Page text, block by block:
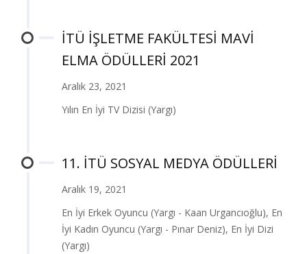
İTÜ İŞLETME FAKÜLTESİ MAVİ
ELMA ÖDÜLLERİ 2021
Aralık 23, 2021
Yılın En İyi TV Dizisi (Yargı)
11. İTÜ SOSYAL MEDYA ÖDÜLLERİ
Aralık 19, 2021
En İyi Erkek Oyuncu (Yargı - Kaan Urgancıoğlu), En
İyi Kadın Oyuncu (Yargı - Pınar Deniz), En İyi Dizi
(Yargı)